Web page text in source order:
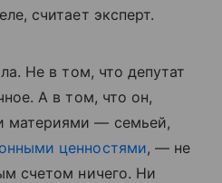
считает эксперт.
Не в том, что депутат
А в том, что он,
материями — семьей,
ценностями, — не
счетом ничего. Ни